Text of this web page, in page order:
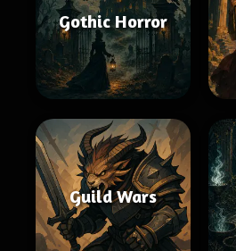
Gothic Horror
Guild Wars